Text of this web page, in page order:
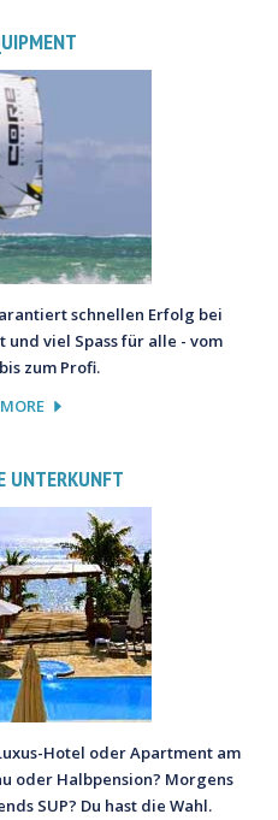
schnellen Erfolg bei
viel Spass für alle - vom
zum Profi.
UNTERKUNFT
Hotel oder Apartment am
oder Halbpension? Morgens
SUP? Du hast die Wahl.